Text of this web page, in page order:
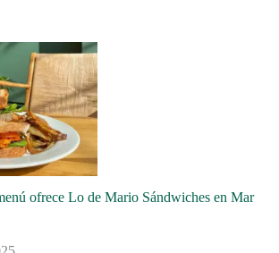
ofrece Lo de Mario Sándwiches en Mar